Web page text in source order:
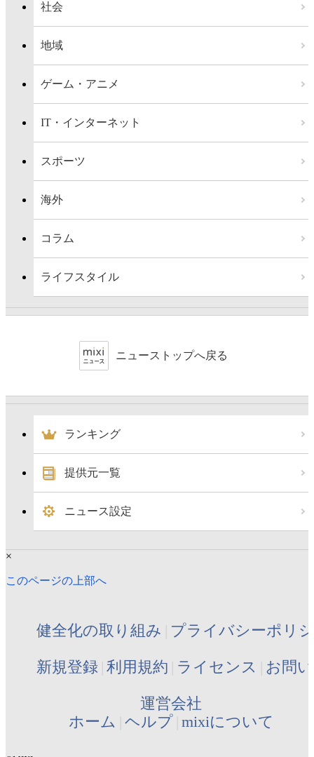
社会
地域
ゲーム・アニメ
IT・インターネット
スポーツ
海外
コラム
ライフスタイル
ニューストップへ戻る
ランキング
提供元一覧
ニュース設定
×
このページの上部へ
健全化の取り組み プライバシーポリ
新規登録 利用規約 ライセンス お問
運営会社
ホーム ヘルプ mixiについて